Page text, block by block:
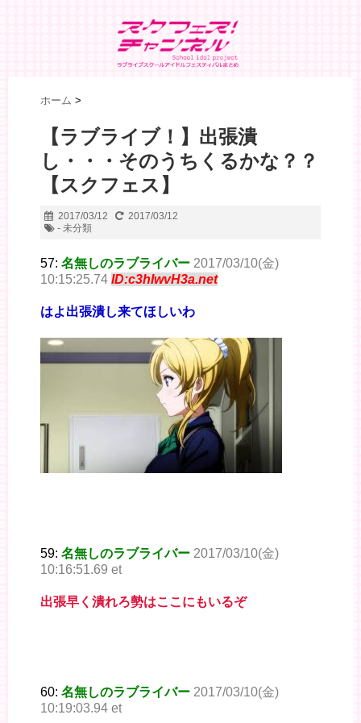
ホーム >
【ラブライブ！】出張潰
し・・・そのうちくるかな？？
【スクフェス】
2017/03/12
2017/03/12
- 未分類
57: 名無しのラブライバー 2017/03/10(金)
10:15:25.74 ID:c3hIwvH3a.net
はよ出張潰し来てほしいわ
59: 名無しのラブライバー 2017/03/10(金)
10:16:51.69 et
出張早く潰れろ勢はここにもいるぞ
60: 名無しのラブライバー 2017/03/10(金)
10:19:03.94 et